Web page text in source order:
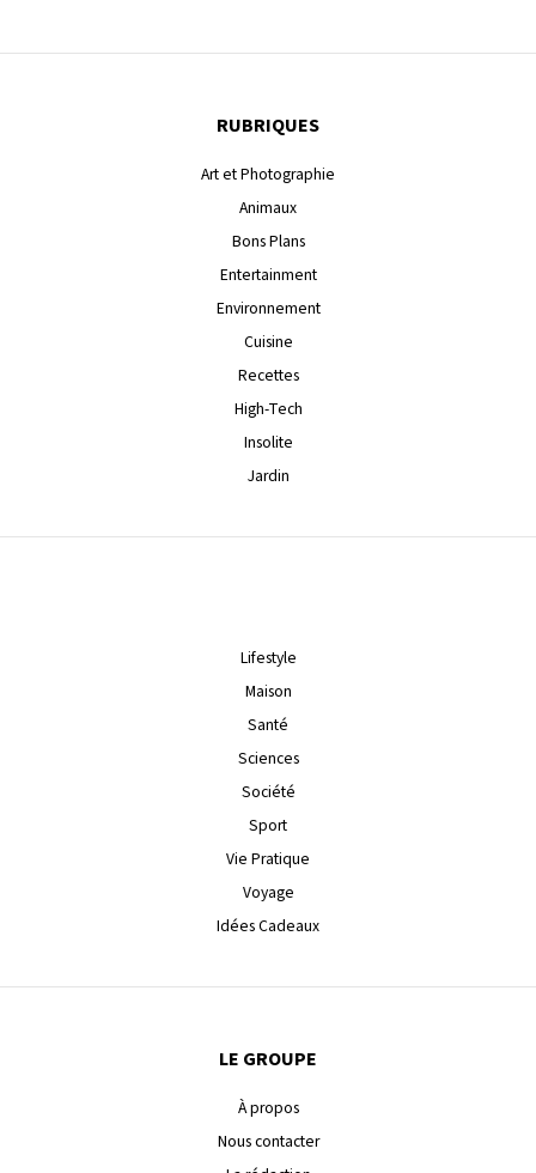
RUBRIQUES
Art et Photographie
Animaux
Bons Plans
Entertainment
Environnement
Cuisine
Recettes
High-Tech
Insolite
Jardin
Lifestyle
Maison
Santé
Sciences
Société
Sport
Vie Pratique
Voyage
Idées Cadeaux
LE GROUPE
À propos
Nous contacter